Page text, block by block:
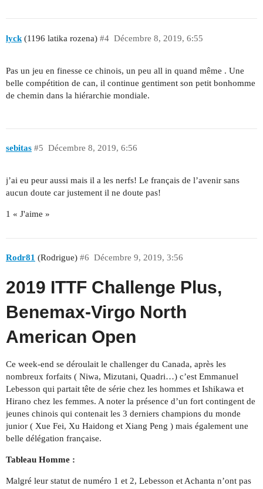
lyck (1196 latika rozena) Décembre 8, 2019, 6:55
#4
Pas un jeu en finesse ce chinois, un peu all in quand même . Une
belle compétition de can, il continue gentiment son petit bonhomme
de chemin dans la hiérarchie mondiale.
sebitas Décembre 8, 2019, 6:56
#5
j’ai eu peur aussi mais il a les nerfs! Le français de l’avenir sans
aucun doute car justement il ne doute pas!
1 « J'aime »
Rodr81 (Rodrigue) Décembre 9, 2019, 3:56
#6
2019 ITTF Challenge Plus,
Benemax-Virgo North
American Open
Ce week-end se déroulait le challenger du Canada, après les
nombreux forfaits ( Niwa, Mizutani, Quadri…) c’est Emmanuel
Lebesson qui partait tête de série chez les hommes et Ishikawa et
Hirano chez les femmes. A noter la présence d’un fort contingent de
jeunes chinois qui contenait les 3 derniers champions du monde
junior ( Xue Fei, Xu Haidong et Xiang Peng ) mais également une
belle délégation française.
Tableau Homme :
Malgré leur statut de numéro 1 et 2, Lebesson et Achanta n’ont pas